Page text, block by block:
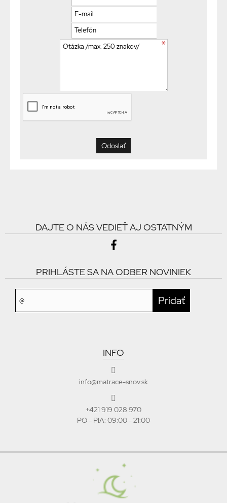
DAJTE O NÁS VEDIEŤ AJ OSTATNÝM
PRIHLÁSTE SA NA ODBER NOVINIEK
INFO
info@matrace-snov.sk
+421 919 028 970
PO - PIA: 09:00 - 21:00